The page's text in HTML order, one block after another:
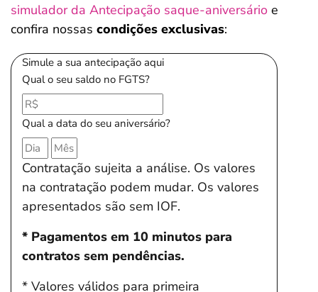
simulador da Antecipação saque-aniversário e
confira nossas condições exclusivas:
Simule a sua antecipação aqui
Qual o seu saldo no FGTS?
Qual a data do seu aniversário?
Contratação sujeita a análise. Os valores
na contratação podem mudar. Os valores
apresentados são sem IOF.
* Pagamentos em 10 minutos para
contratos sem pendências.
* Valores válidos para primeira